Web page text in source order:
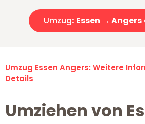
Umzug: Essen → Angers
Umzug Essen Angers: Weitere
Details
Umziehen von